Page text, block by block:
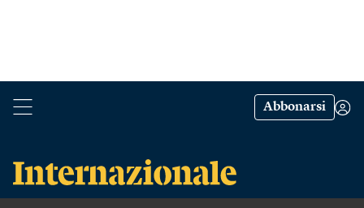
Abbonarsi